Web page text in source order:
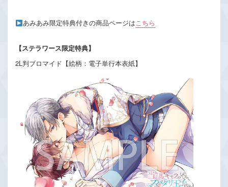
あみあみ限定特典付きの商品ページはこちら
【ステラワース限定特典】
2L判ブロマイド【絵柄：電子単行本表紙】